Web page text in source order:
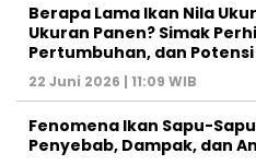
Berapa Lama Ikan Nila
Ukuran Panen? Simak
Pertumbuhan, dan
22 Juni 2026 | 11:09 WIB
Fenomena Ikan Sapu-
Penyebab, Dampak, dan